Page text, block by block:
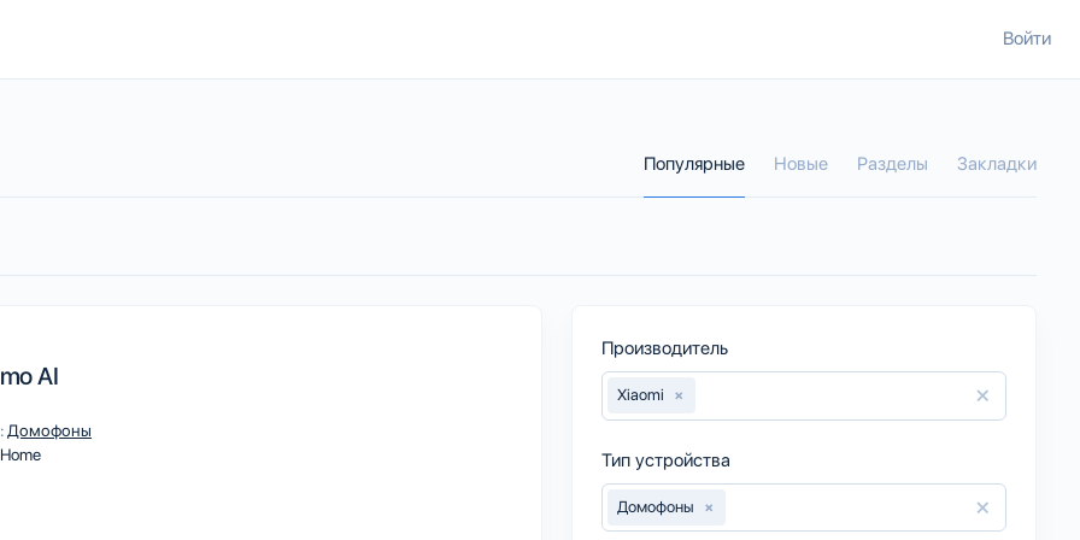
Войти
Популярные Новые Разделы Закладки
AI
Домофоны
Производитель
×
×
Xiaomi
Тип устройства
×
×
Домофоны